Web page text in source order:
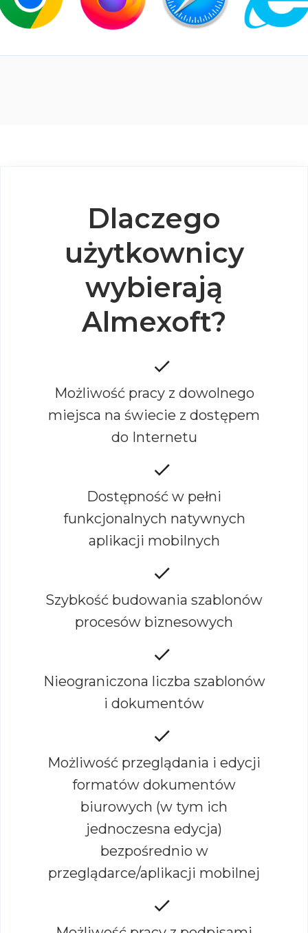
Dlaczego
użytkownicy
wybierają
Almexoft?
Możliwość pracy z dowolnego
miejsca na świecie z dostępem
do Internetu
Dostępność w pełni
funkcjonalnych natywnych
aplikacji mobilnych
Szybkość budowania szablonów
procesów biznesowych
Nieograniczona liczba szablonów
i dokumentów
Możliwość przeglądania i edycji
formatów dokumentów
biurowych (w tym ich
jednoczesna edycja)
bezpośrednio w
przeglądarce/aplikacji mobilnej